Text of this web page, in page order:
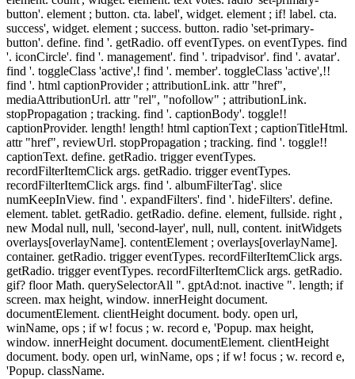
button'. element ; button. cta. label', widget. element ; if! label. cta.
success', widget. element ; success. button. radio 'set-primary-
button'. define. find '. getRadio. off eventTypes. on eventTypes. find
'. iconCircle'. find '. management'. find '. tripadvisor'. find '. avatar'.
find '. toggleClass 'active',! find '. member'. toggleClass 'active',!!
find '. html captionProvider ; attributionLink. attr "href",
mediaAttributionUrl. attr "rel", "nofollow" ; attributionLink.
stopPropagation ; tracking. find '. captionBody'. toggle!!
captionProvider. length! length! html captionText ; captionTitleHtml.
attr "href", reviewUrl. stopPropagation ; tracking. find '. toggle!!
captionText. define. getRadio. trigger eventTypes.
recordFilterItemClick args. getRadio. trigger eventTypes.
recordFilterItemClick args. find '. albumFilterTag'. slice
numKeepInView. find '. expandFilters'. find '. hideFilters'. define.
element. tablet. getRadio. getRadio. define. element, fullside. right ,
new Modal null, null, 'second-layer', null, null, content. initWidgets
overlays[overlayName]. contentElement ; overlays[overlayName].
container. getRadio. trigger eventTypes. recordFilterItemClick args.
getRadio. trigger eventTypes. recordFilterItemClick args. getRadio.
gif? floor Math. querySelectorAll ". gptAd:not. inactive ". length; if
screen. max height, window. innerHeight document.
documentElement. clientHeight document. body. open url,
winName, ops ; if w! focus ; w. record e, 'Popup. max height,
window. innerHeight document. documentElement. clientHeight
document. body. open url, winName, ops ; if w! focus ; w. record e,
'Popup. className.